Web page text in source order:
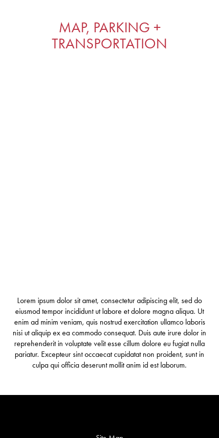
MAP, PARKING +
TRANSPORTATION
Lorem ipsum dolor sit amet, consectetur adipiscing elit, sed do
eiusmod tempor incididunt ut labore et dolore magna aliqua. Ut
enim ad minim veniam, quis nostrud exercitation ullamco laboris
nisi ut aliquip ex ea commodo consequat. Duis aute irure dolor in
reprehenderit in voluptate velit esse cillum dolore eu fugiat nulla
pariatur. Excepteur sint occaecat cupidatat non proident, sunt in
culpa qui officia deserunt mollit anim id est laborum.